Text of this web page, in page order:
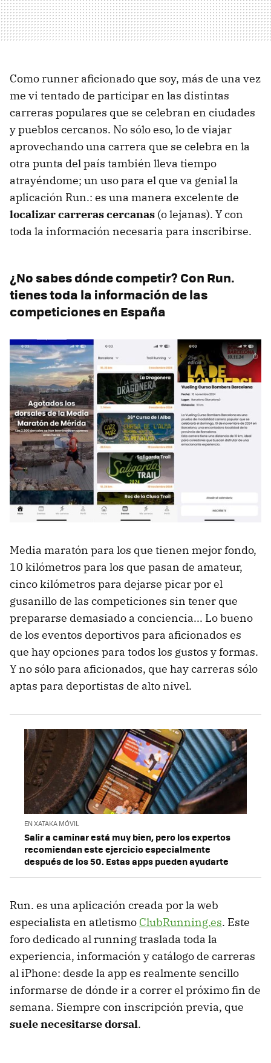
Como runner aficionado que soy, más de una vez
me vi tentado de participar en las distintas
carreras populares que se celebran en ciudades
y pueblos cercanos. No sólo eso, lo de viajar
aprovechando una carrera que se celebra en la
otra punta del país también lleva tiempo
atrayéndome; un uso para el que va genial la
aplicación Run.: es una manera excelente de
localizar carreras cercanas (o lejanas). Y con
toda la información necesaria para inscribirse.
¿No sabes dónde competir? Con Run.
tienes toda la información de las
competiciones en España
Media maratón para los que tienen mejor fondo,
10 kilómetros para los que pasan de amateur,
cinco kilómetros para dejarse picar por el
gusanillo de las competiciones sin tener que
prepararse demasiado a conciencia... Lo bueno
de los eventos deportivos para aficionados es
que hay opciones para todos los gustos y formas.
Y no sólo para aficionados, que hay carreras sólo
aptas para deportistas de alto nivel.
EN XATAKA MÓVIL
Salir a caminar está muy bien, pero los expertos
recomiendan este ejercicio especialmente
después de los 50. Estas apps pueden ayudarte
Run. es una aplicación creada por la web
especialista en atletismo ClubRunning.es. Este
foro dedicado al running traslada toda la
experiencia, información y catálogo de carreras
al iPhone: desde la app es realmente sencillo
informarse de dónde ir a correr el próximo fin de
semana. Siempre con inscripción previa, que
suele necesitarse dorsal.